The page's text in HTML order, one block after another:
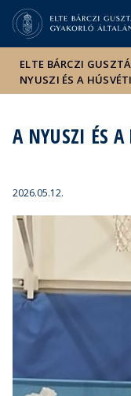
ELTE BÁRCZI
NYUSZI ÉS A
A NYUSZI ÉS A
2026.05.12.